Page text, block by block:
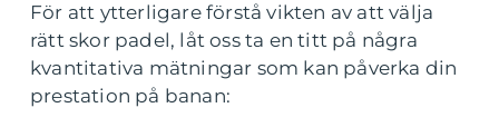
För att ytterligare förstå vikten av att välja
rätt skor padel, låt oss ta en titt på några
kvantitativa mätningar som kan påverka din
prestation på banan: